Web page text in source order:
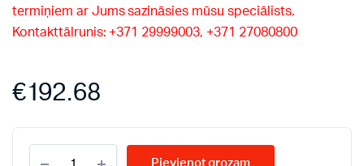
termiņiem ar Jums sazināsies mūsu speciālists.
Kontakttālrunis: +371 29999003, +371 27080800
€192.68
Pievienot grozam